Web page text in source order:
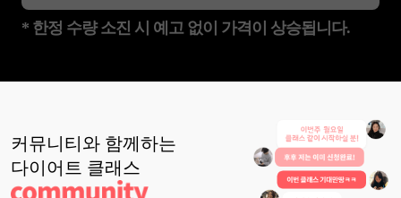
* 한정 수량 소진 시 예고 없이 가격이 상승됩니다.
커뮤니티와 함께하는
다이어트 클래스